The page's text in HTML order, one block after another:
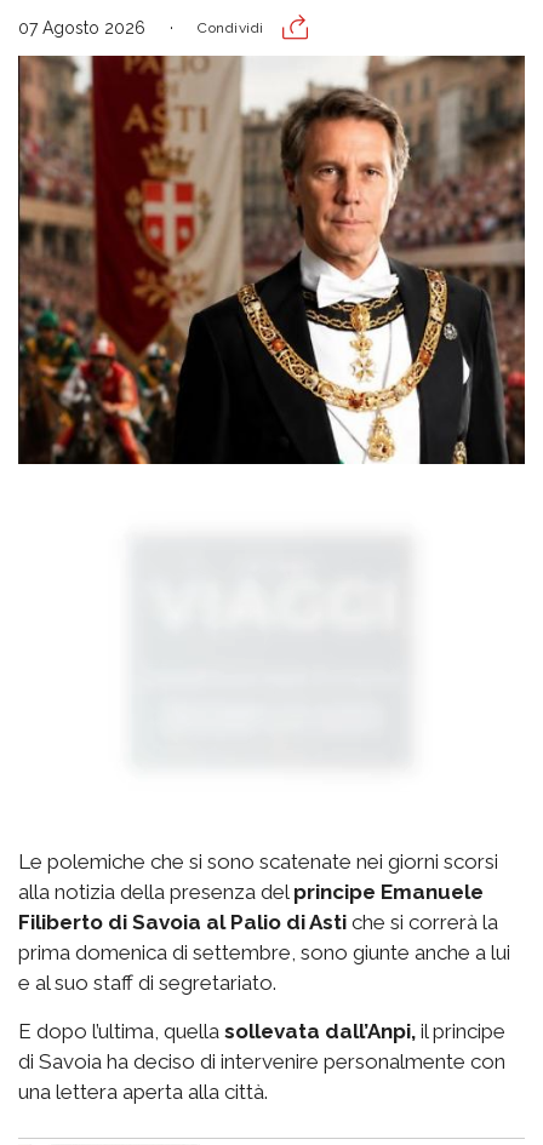
07 Agosto 2026 Condividi
Le polemiche che si sono scatenate nei giorni scorsi
alla notizia della presenza del principe Emanuele
Filiberto di Savoia al Palio di Asti che si correrà la
prima domenica di settembre, sono giunte anche a lui
e al suo staff di segretariato.
E dopo l’ultima, quella sollevata dall’Anpi, il principe
di Savoia ha deciso di intervenire personalmente con
una lettera aperta alla città.